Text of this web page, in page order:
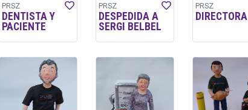
PRSZ
DENTISTA Y
PACIENTE
PRSZ
DESPEDIDA A
SERGI BELBEL
PRSZ
DIRECTORA